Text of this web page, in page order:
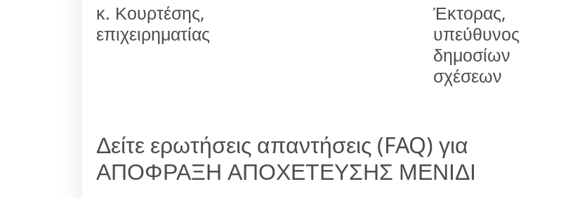
κ. Κουρτέσης,
επιχειρηματίας
Έκτορας,
υπεύθυνος
δημοσίων
σχέσεων
Δείτε ερωτήσεις απαντήσεις (FAQ) για
ΑΠΟΦΡΑΞΗ ΑΠΟΧΕΤΕΥΣΗΣ ΜΕΝΙΔΙ